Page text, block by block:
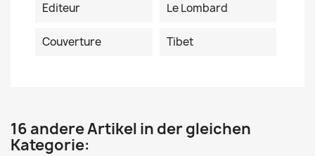
Editeur Le Lombard
Couverture Tibet
16 andere Artikel in der gleichen
Kategorie: